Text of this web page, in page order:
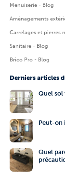
Menuiserie - Blog
Aménagements
Carrelages et pierres
Sanitaire - Blog
Brico Pro - Blog
Derniers articles
Quel sol
Peut-on
Quel